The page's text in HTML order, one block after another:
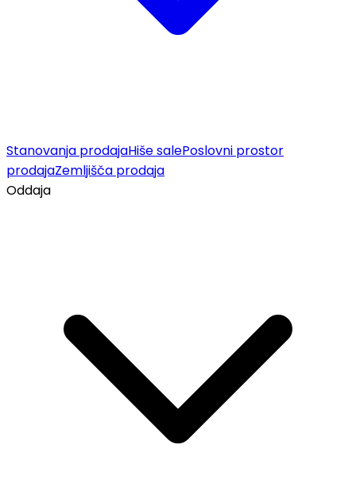
Stanovanja prodajaHiše salePoslovni prostor
prodajaZemljišča prodaja
Oddaja